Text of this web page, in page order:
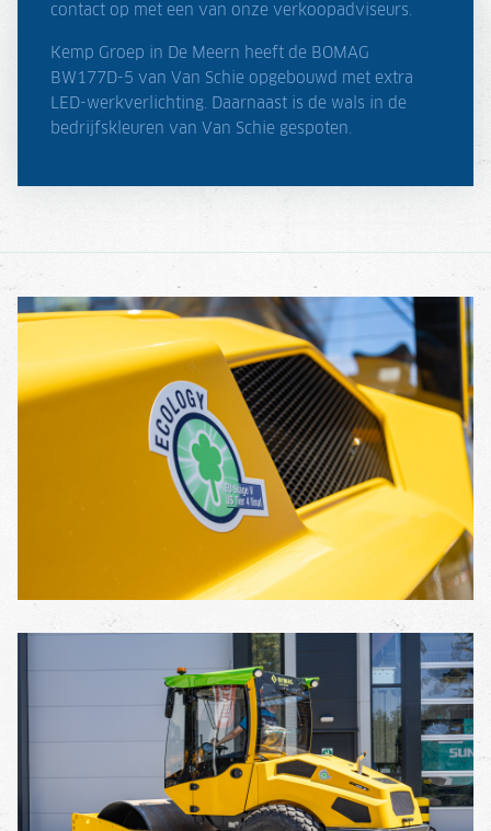
contact op met een van onze verkoopadviseurs.
Kemp Groep in De Meern heeft de BOMAG
BW177D-5 van Van Schie opgebouwd met extra
LED-werkverlichting. Daarnaast is de wals in de
bedrijfskleuren van Van Schie gespoten.